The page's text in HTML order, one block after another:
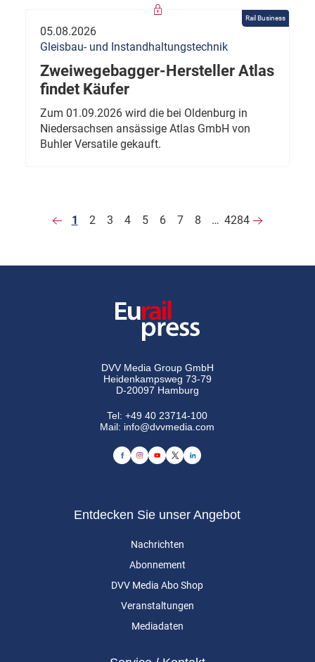
Rail Business
05.08.2026
Gleisbau- und Instandhaltungstechnik
Zweiwegebagger-Hersteller Atlas
findet Käufer
Zum 01.09.2026 wird die bei Oldenburg in
Niedersachsen ansässige Atlas GmbH von
Buhler Versatile gekauft.
1 2 3 4 5 6 7 8 … 4284
DVV Media Group GmbH
Heidenkampsweg 73-79
D-20097 Hamburg
Tel:+49 40 23714-100
Mail: info@dvvmedia.com
Entdecken Sie unser Angebot
Nachrichten
Abonnement
DVV Media Abo Shop
Veranstaltungen
Mediadaten